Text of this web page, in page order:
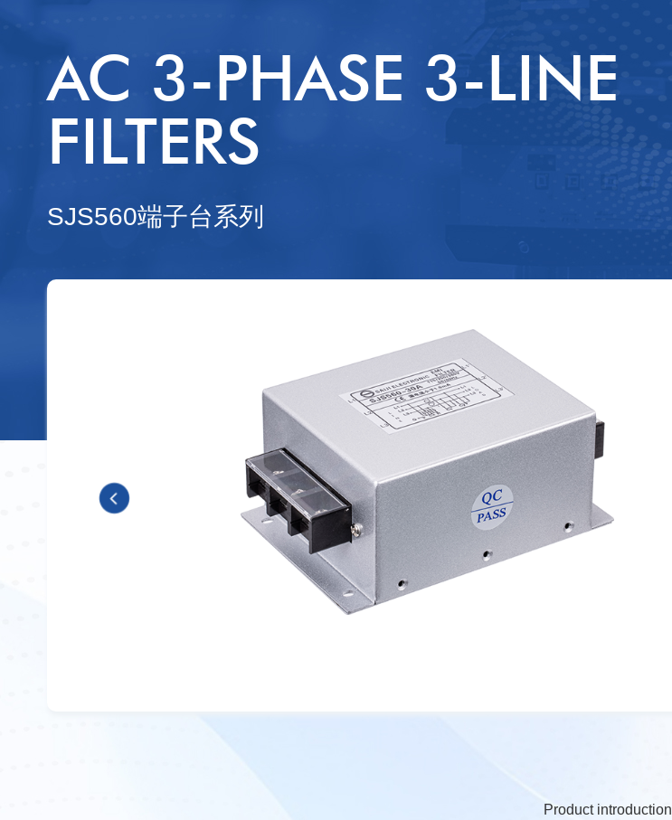
直流单级
直流双级
正弦滤波器
输入电抗器
DV/DT滤波器
AC 3-PHASE 3-LINE
FILTERS
SJS560端子台系列
Product introduction